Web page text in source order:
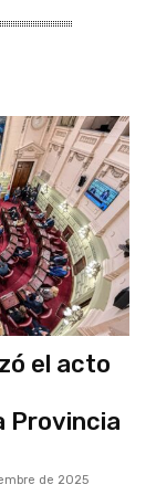
el acto
Provincia
de 2025